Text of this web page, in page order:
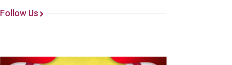
Follow Us